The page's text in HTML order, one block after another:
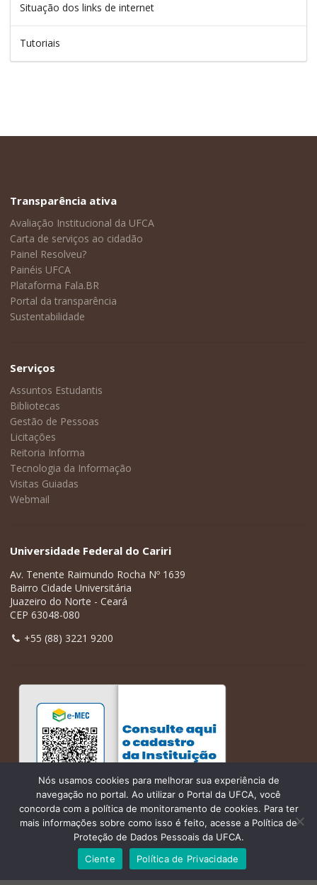
Situação dos links de internet
Tutoriais
Transparência ativa
Avaliação Institucional da UFCA
Carta de serviços ao cidadão
Painel Resolveu?
Painéis UFCA
Plataforma Fala.BR
Portal da transparência
Sustentabilidade
Serviços
Assuntos Estudantis
Bibliotecas
Gestão de Pessoas
Licitações
Reitoria Informa
Tecnologia da Informação
Visitas Guiadas
Webmail
Universidade Federal do Cariri
Av. Tenente Raimundo Rocha Nº 1639
Bairro Cidade Universitária
Juazeiro do Norte - Ceará
CEP 63048-080
+55 (88) 3221 9200
Nós usamos cookies para melhorar sua experiência de
navegação no portal. Ao utilizar o Portal da UFCA, você
concorda com a política de monitoramento de cookies. Para ter
mais informações sobre como isso é feito, acesse a Política de
Proteção de Dados Pessoais da UFCA.
Ciente
Política de Privacidade